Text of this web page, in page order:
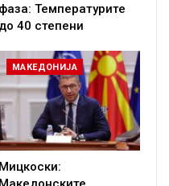
фаза: Температурите
до 40 степени
МАКЕДОНИЈА
Мицкоски: